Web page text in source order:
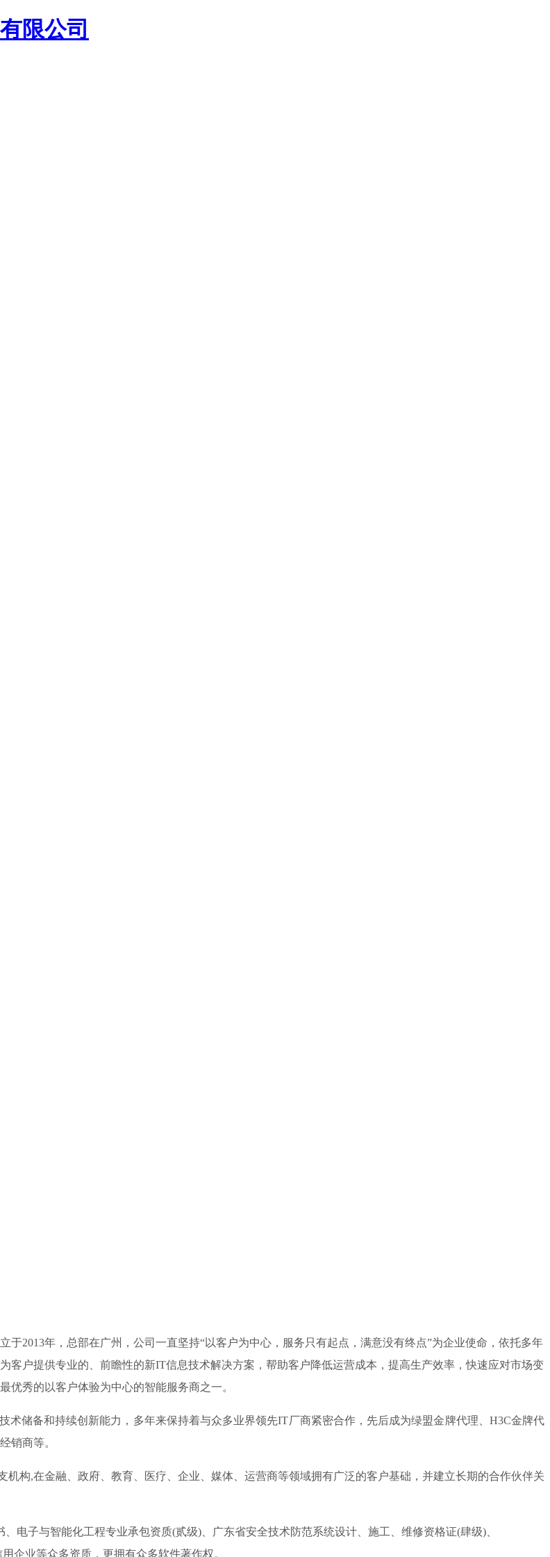
限公司
2013年，总部在广州，公司一直坚持“以客户为中心，服务只有起点，满意没有终点”为企业使命，依托多年
客户提供专业的、前瞻性的新IT信息技术解决方案，帮助客户降低运营成本，提高生产效率，快速应对市场变
优秀的以客户体验为中心的智能服务商之一。
储备和持续创新能力，多年来保持着与众多业界领先IT厂商紧密合作，先后成为绿盟金牌代理、H3C金牌代
销商等。
,在金融、政府、教育、医疗、企业、媒体、运营商等领域拥有广泛的客户基础，并建立长期的合作伙伴关
子与智能化工程专业承包资质(贰级)、广东省安全技术防范系统设计、施工、维修资格证(肆级)、
企业等众多资质，更拥有众多软件著作权。